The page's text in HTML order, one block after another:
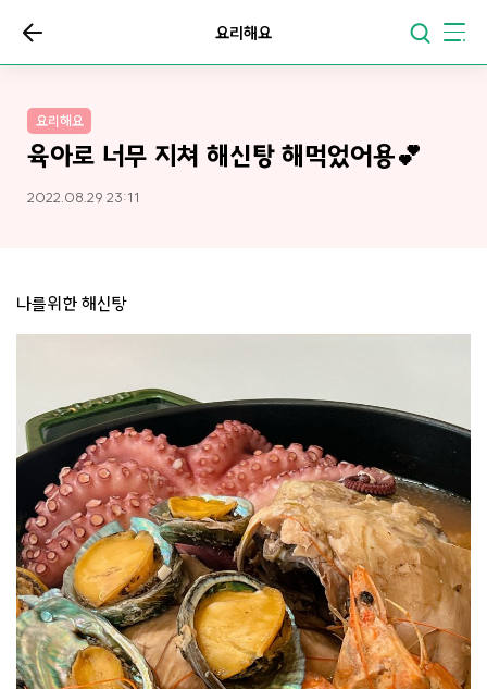
요리해요
요리해요
육아로 너무 지쳐 해신탕 해먹었어용💕
2022.08.29 23:11
나를위한 해신탕